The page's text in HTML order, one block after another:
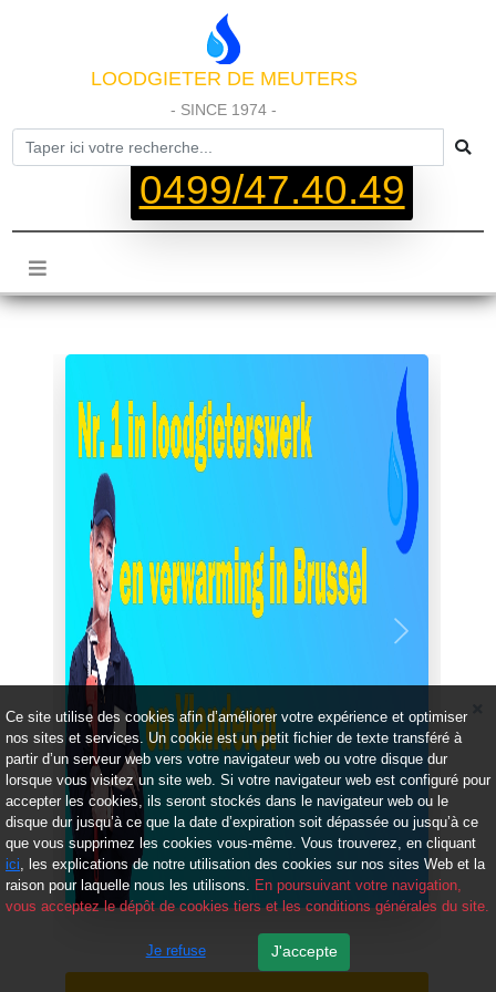
LOODGIETER DE MEUTERS
- SINCE 1974 -
0499/47.40.49
Précédent Suivant
Ce site utilise des cookies afin d’améliorer votre expérience et optimiser
nos sites et services. Un cookie est un petit fichier de texte transféré à
partir d’un serveur web vers votre navigateur web ou votre disque dur
lorsque vous visitez un site web. Si votre navigateur web est configuré pour
accepter les cookies, ils seront stockés dans le navigateur web ou le
disque dur jusqu’à ce que la date d’expiration soit dépassée ou jusqu’à ce
que vous supprimez les cookies vous-même. Vous trouverez, en cliquant
ici, les explications de notre utilisation des cookies sur nos sites Web et la
raison pour laquelle nous les utilisons. En poursuivant votre navigation,
vous acceptez le dépôt de cookies tiers et les conditions générales du site.
Je refuse J'accepte